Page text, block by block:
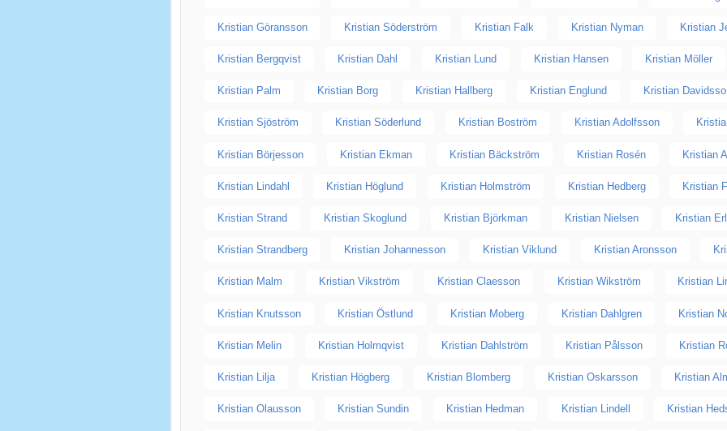
Kristian Göransson Kristian Söderström Kristian Falk Kristian Nyman Kristian
Kristian Bergqvist Kristian Dahl Kristian Lund Kristian Hansen Kristian Möller
Kristian Palm Kristian Borg Kristian Hallberg Kristian Englund Kristian
Kristian Sjöström Kristian Söderlund Kristian Boström Kristian Adolfsson
Kristian Börjesson Kristian Ekman Kristian Bäckström Kristian Rosén Kristian
Kristian Lindahl Kristian Höglund Kristian Holmström Kristian Hedberg Kristian
Kristian Strand Kristian Skoglund Kristian Björkman Kristian Nielsen Kristian
Kristian Strandberg Kristian Johannesson Kristian Viklund Kristian Aronsson
Kristian Malm Kristian Vikström Kristian Claesson Kristian Wikström Kristian
Kristian Knutsson Kristian Östlund Kristian Moberg Kristian Dahlgren Kristian
Kristian Melin Kristian Holmqvist Kristian Dahlström Kristian Pålsson Kristian
Kristian Lilja Kristian Högberg Kristian Blomberg Kristian Oskarsson Kristian
Kristian Olausson Kristian Sundin Kristian Hedman Kristian Lindell Kristian